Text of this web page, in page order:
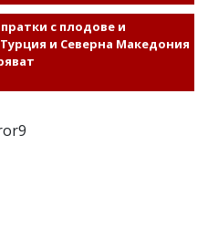
с плодове и
и Северна Македония